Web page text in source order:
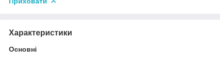
Характеристики
Основні